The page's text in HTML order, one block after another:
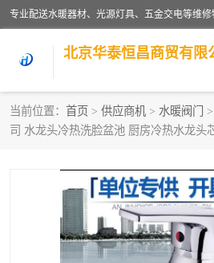
北京华泰恒昌商贸有限
当前位置： 首页 > 供应商机 > 水暖阀门
司 水龙头冷热洗脸盆池 厨房冷热水龙头
水暖阀门 电
涂